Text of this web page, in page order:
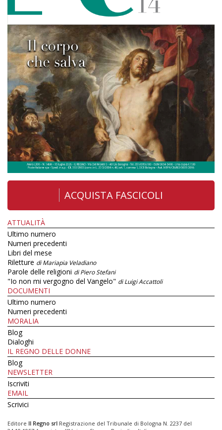
ACQUISTA FASCICOLI
ATTUALITÀ
Ultimo numero
Numeri precedenti
Libri del mese
Riletture di Mariapia Veladiano
Parole delle religioni di Piero Stefani
"Io non mi vergogno del Vangelo" di Luigi Accattoli
DOCUMENTI
Ultimo numero
Numeri precedenti
MORALIA
Blog
Dialoghi
IL REGNO DELLE DONNE
Blog
NEWSLETTER
Iscriviti
EMAIL
Scrivici
Editore Il Regno srl Registrazione del Tribunale di Bologna N. 2237 del